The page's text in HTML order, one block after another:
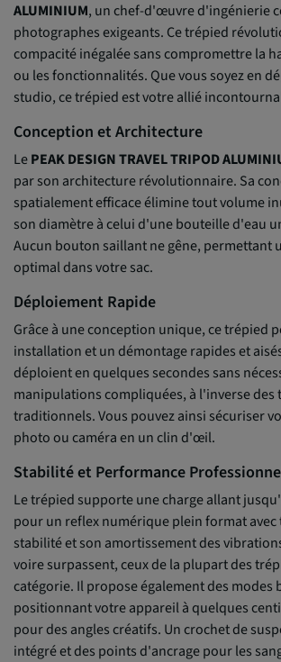
ALUMINIUM, un chef-d'œuvre d'ingénierie
photographes exigeants. Ce trépied
compacité inégalée sans compromettre la
ou les fonctionnalités. Que vous soyez en
studio, ce trépied est votre allié
Conception et Architecture
LePEAK DESIGN TRAVEL TRIPOD
par son architecture révolutionnaire. Sa
spatialement efficace élimine tout volume
son diamètre à celui d'une bouteille d'eau
Aucun bouton saillant ne gêne, permettant
optimal dans votre sac.
Déploiement Rapide
Grâce à une conception unique, ce trépied
installation et un démontage rapides et
déploient en quelques secondes sans
manipulations compliquées, à l'inverse des
traditionnels. Vous pouvez ainsi sécuriser
photo ou caméra en un clin d'œil.
Stabilité et Performance
Le trépied supporte une charge allant
pour un reflex numérique plein format avec
stabilité et son amortissement des
voire surpassent, ceux de la plupart des
catégorie. Il propose également des modes
positionnant votre appareil à quelques
pour des angles créatifs. Un crochet de
intégré et des points d'ancrage pour les